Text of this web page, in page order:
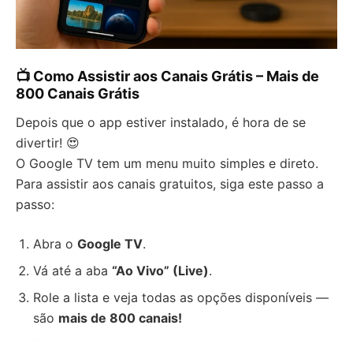
📺 Como Assistir aos Canais Grátis – Mais de
800 Canais Grátis
Depois que o app estiver instalado, é hora de se
divertir! 😍
O Google TV tem um menu muito simples e direto.
Para assistir aos canais gratuitos, siga este passo a
passo:
Abra o Google TV.
Vá até a aba “Ao Vivo” (Live).
Role a lista e veja todas as opções disponíveis —
são mais de 800 canais!